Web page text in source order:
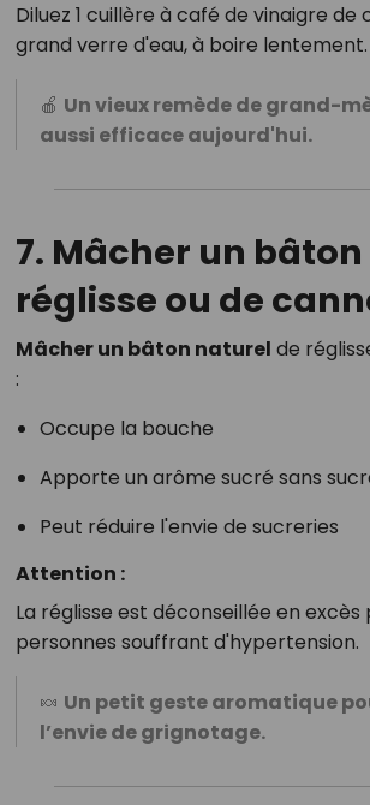
Diluez 1 cuillère à café de vinaigre de
grand verre d'eau, à boire lentement.
🍎 Un vieux remède de grand-
aussi efficace aujourd'hui.
7. Mâcher un bâton
réglisse ou de
Mâcher un bâton naturel de
:
Occupe la bouche
Apporte un arôme sucré sans
Peut réduire l'envie de sucreries
Attention :
La réglisse est déconseillée en excès
personnes souffrant d'hypertension.
🍬 Un petit geste aromatique
l’envie de grignotage.